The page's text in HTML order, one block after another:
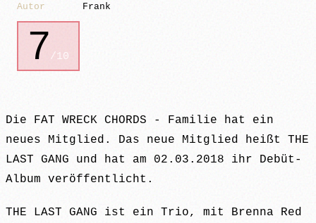
Autor
Frank
7/10
Die FAT WRECK CHORDS - Familie hat ein
neues Mitglied. Das neue Mitglied heißt THE
LAST GANG und hat am 02.03.2018 ihr Debüt-
Album veröffentlicht.
THE LAST GANG ist ein Trio, mit Brenna Red